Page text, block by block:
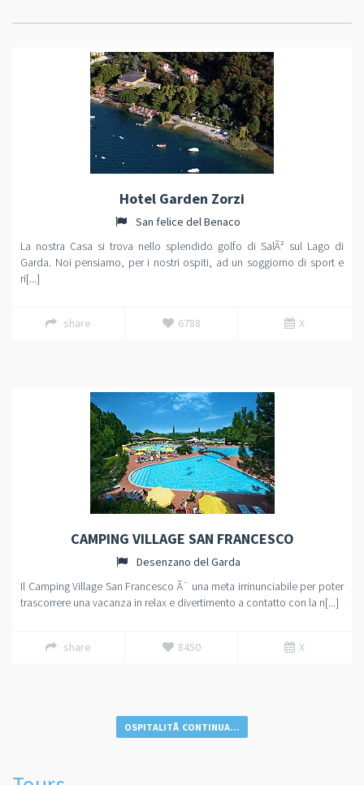
Hotel Garden Zorzi
San felice del Benaco
La nostra Casa si trova nello splendido golfo di SalÃ² sul Lago di
Garda. Noi pensiamo, per i nostri ospiti, ad un soggiorno di sport e
ri[...]
share 6788 X
CAMPING VILLAGE SAN FRANCESCO
Desenzano del Garda
Il Camping Village San Francesco Ã¨ una meta irrinunciabile per poter
trascorrere una vacanza in relax e divertimento a contatto con la n[...]
share 8450 X
OSPITALITÃ CONTINUA...